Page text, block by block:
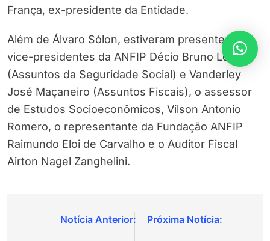
França, ex-presidente da Entidade.
Além de Álvaro Sólon, estiveram presentes os
vice-presidentes da ANFIP Décio Bruno Lopes
(Assuntos da Seguridade Social) e Vanderley
José Maçaneiro (Assuntos Fiscais), o assessor
de Estudos Socioeconômicos, Vilson Antonio
Romero, o representante da Fundação ANFIP
Raimundo Eloi de Carvalho e o Auditor Fiscal
Airton Nagel Zanghelini.
Navegação